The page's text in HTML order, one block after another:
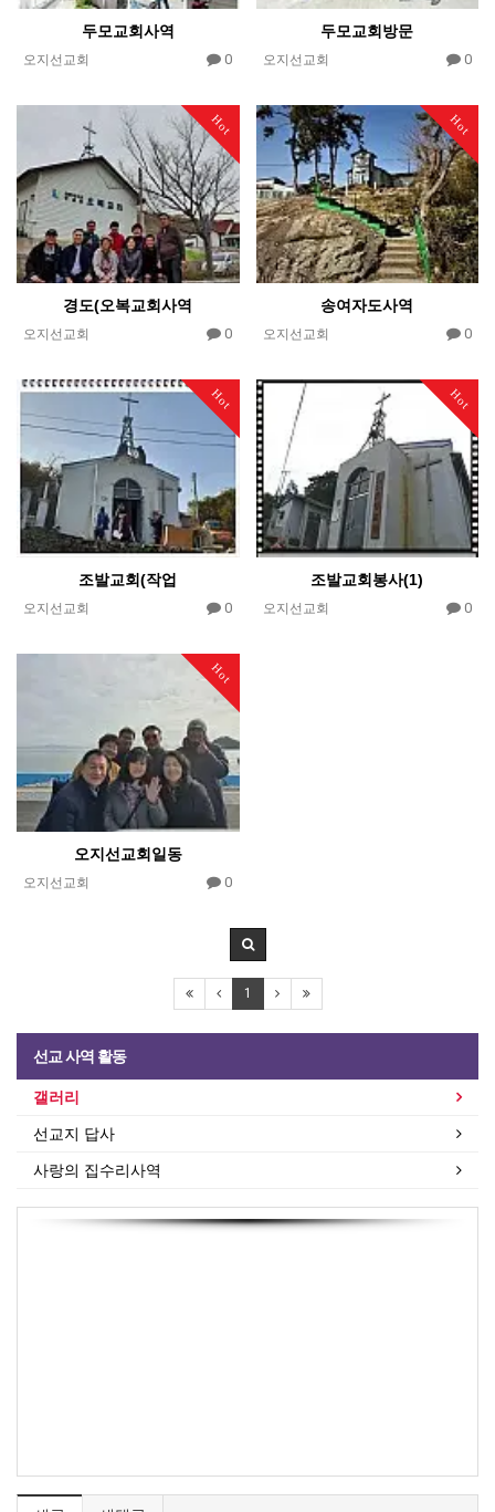
두모교회사역
오지선교회 0
두모교회방문
오지선교회 0
Hot
경도(오복교회사역
오지선교회 0
Hot
송여자도사역
오지선교회 0
Hot
조발교회(작업
오지선교회 0
Hot
조발교회봉사(1)
오지선교회 0
Hot
오지선교회일동
오지선교회 0
1
선교 사역 활동
갤러리
선교지 답사
사랑의 집수리사역